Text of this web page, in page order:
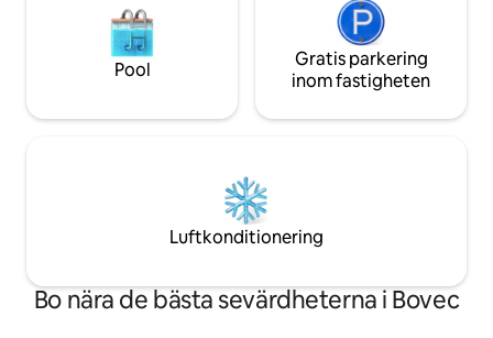
Pool
Gratis parkering
inom fastigheten
Luftkonditionering
Bo nära de bästa sevärdheterna i Bovec